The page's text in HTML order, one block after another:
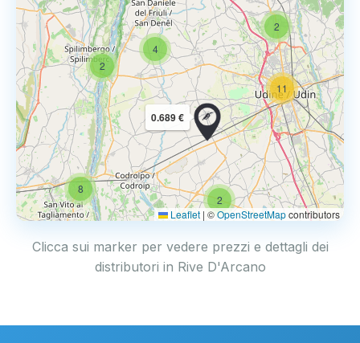
2
2
4
11
2
8
0.689 €
Leaflet | ©OpenStreetMapcontributors
Clicca sui marker per vedere prezzi e dettagli dei
distributori in Rive D'Arcano